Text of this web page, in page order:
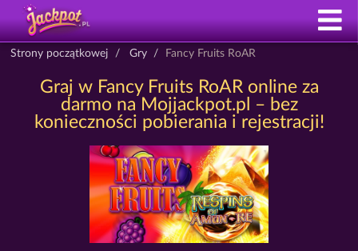
Strony początkowej Gry Fancy Fruits RoAR
Graj w Fancy Fruits RoAR online za
darmo na Mojjackpot.pl – bez
konieczności pobierania i rejestracji!